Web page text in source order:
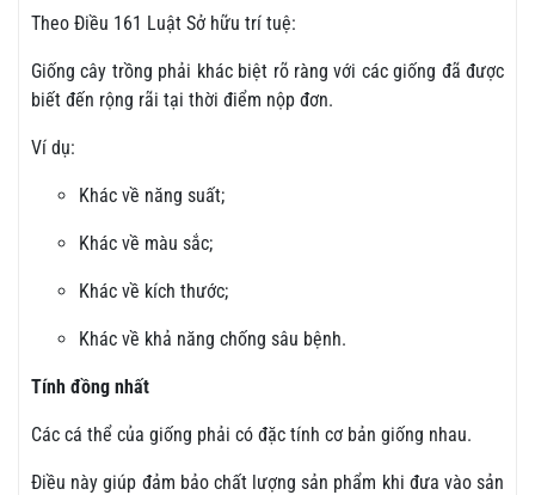
Theo Điều 161 Luật Sở hữu trí tuệ:
Giống cây trồng phải khác biệt rõ ràng với các giống đã được
biết đến rộng rãi tại thời điểm nộp đơn.
Ví dụ:
Khác về năng suất;
Khác về màu sắc;
Khác về kích thước;
Khác về khả năng chống sâu bệnh.
Tính đồng nhất
Các cá thể của giống phải có đặc tính cơ bản giống nhau.
Điều này giúp đảm bảo chất lượng sản phẩm khi đưa vào sản